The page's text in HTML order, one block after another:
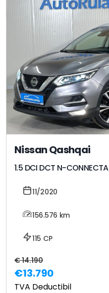
Nissan Qashqai
1.5 DCI DCT N-CONNECTA
11/2020
156.576 km
115 CP
€ 14.190
€13.790
TVA Deductibil